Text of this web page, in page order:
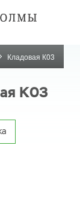
Кладовая К03
К03